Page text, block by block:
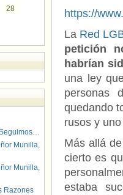
https://
La Red
petición
habrían
una ley
personas
quedando
rusos y
Más allá
cierto es
estaba
28
Munilla,
Munilla,
Razones